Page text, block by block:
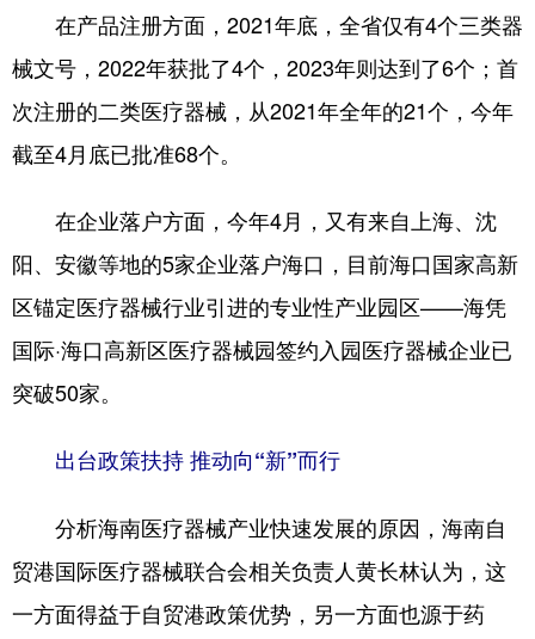
在产品注册方面，2021年底，全省仅有4个三类器
械文号，2022年获批了4个，2023年则达到了6个；首
次注册的二类医疗器械，从2021年全年的21个，今年
截至4月底已批准68个。
在企业落户方面，今年4月，又有来自上海、沈
阳、安徽等地的5家企业落户海口，目前海口国家高新
区锚定医疗器械行业引进的专业性产业园区——海凭
国际·海口高新区医疗器械园签约入园医疗器械企业已
突破50家。
出台政策扶持 推动向“新”而行
分析海南医疗器械产业快速发展的原因，海南自
贸港国际医疗器械联合会相关负责人黄长林认为，这
一方面得益于自贸港政策优势，另一方面也源于药